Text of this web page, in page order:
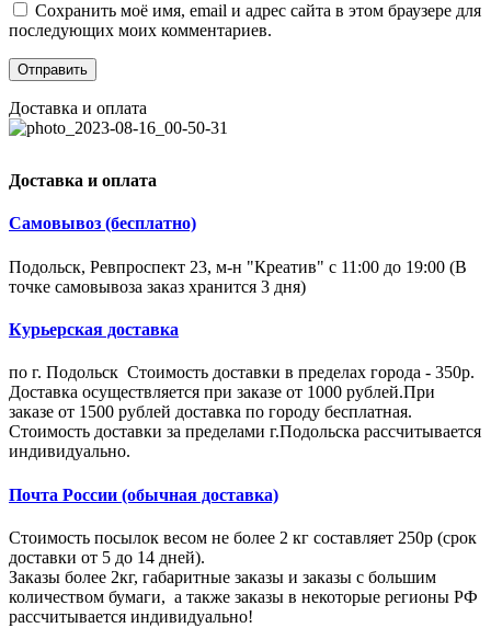
Сохранить моё имя, email и адрес сайта в этом браузере для
последующих моих комментариев.
Доставка и оплата
Доставка и оплата
Самовывоз (бесплатно)
Подольск, Ревпроспект 23, м-н "Креатив" с 11:00 до 19:00 (В
точке самовывоза заказ хранится 3 дня)
Курьерская доставка
по г. Подольск Стоимость доставки в пределах города - 350р.
Доставка осуществляется при заказе от 1000 рублей.При
заказе от 1500 рублей доставка по городу бесплатная.
Стоимость доставки за пределами г.Подольска рассчитывается
индивидуально.
Почта России (обычная доставка)
Стоимость посылок весом не более 2 кг составляет 250р (срок
доставки от 5 до 14 дней).
Заказы более 2кг, габаритные заказы и заказы с большим
количеством бумаги, а также заказы в некоторые регионы РФ
рассчитывается индивидуально!